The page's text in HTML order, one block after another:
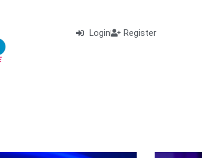
Login Register